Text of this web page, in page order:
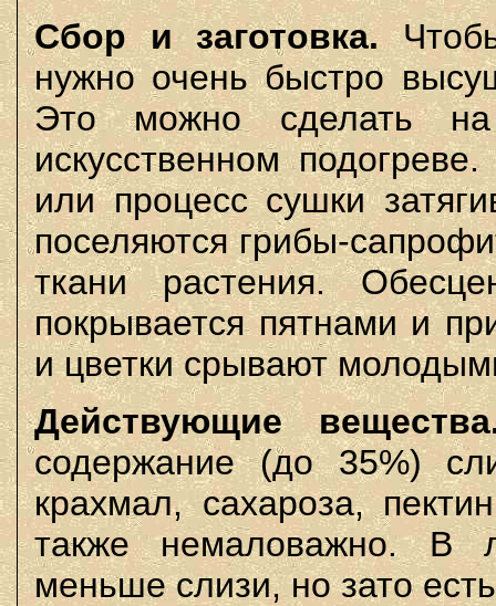
Сбор и заготовка.
нужно очень быстро
Это можно сделать
искусственном
или процесс сушки
поселяются грибы-
ткани растения.
покрывается пятнами и
и цветки срывают
Действующие
содержание (до 35%)
крахмал, сахароза,
также немаловажно. В
меньше слизи, но зато